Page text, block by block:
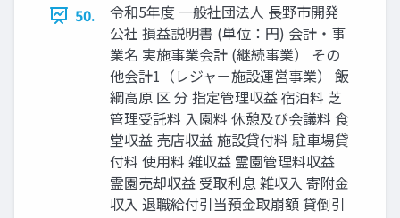
50.
令和5年度 ⼀般社団法人 ⻑野市開発
公社 損益説明書 (単位：円) 会計・事
業名 実施事業会計 (継続事業） その
他会計1（レジャー施設運営事業） 飯
綱高原 区 分 指定管理収益 宿泊料 芝
管理受託料 入園料 休憩及び会議料 食
堂収益 売店収益 施設貸付料 駐車場貸
付料 使用料 雑収益 霊園管理料収益
霊園売却収益 受取利息 雑収入 寄附金
収入 退職給付引当預金取崩額 貸倒引